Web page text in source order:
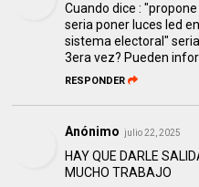
Cuando dice :
seria poner luces led
sistema electoral"
3era vez? Pueden
RESPONDER
Anónimo julio 22, 2025
HAY QUE DARLE
MUCHO TRABAJO